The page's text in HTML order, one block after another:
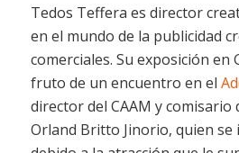
Tedos Teffera es director
en el mundo de la publicidad
comerciales. Su exposición en
fruto de un encuentro en el
director del CAAM y comisario
Orland Britto Jinorio, quien